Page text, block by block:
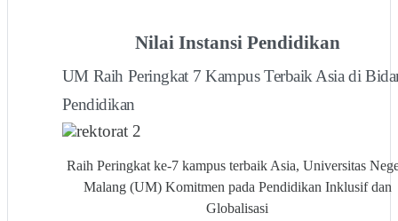
Nilai Instansi Pendidikan
UM Raih Peringkat 7 Kampus Terbaik Asia di
Pendidikan
Raih Peringkat ke-7 kampus terbaik Asia, Universitas
Malang (UM) Komitmen pada Pendidikan Inklusif dan
Globalisasi